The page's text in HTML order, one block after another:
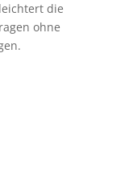
die
ohne